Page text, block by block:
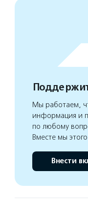
Мы работаем,
информация и
по любому
Вместе мы
Внести